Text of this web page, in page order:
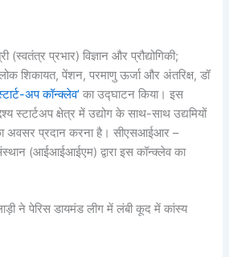
प्रभार) विज्ञान और प्रौद्योगिकी;
शिकायत, पेंशन, परमाणु ऊर्जा और अंतरिक्ष, डॉ
अप कॉन्क्लेव’ का उद्घाटन किया। इस
स्टार्टअप क्षेत्र में उद्योग के साथ-साथ उद्यमियों
अवसर प्रदान करना है। सीएसआईआर –
(आईआईआईएम) द्वारा इस कॉन्क्लेव का
ने पेरिस डायमंड लीग में लंबी कूद में कांस्य